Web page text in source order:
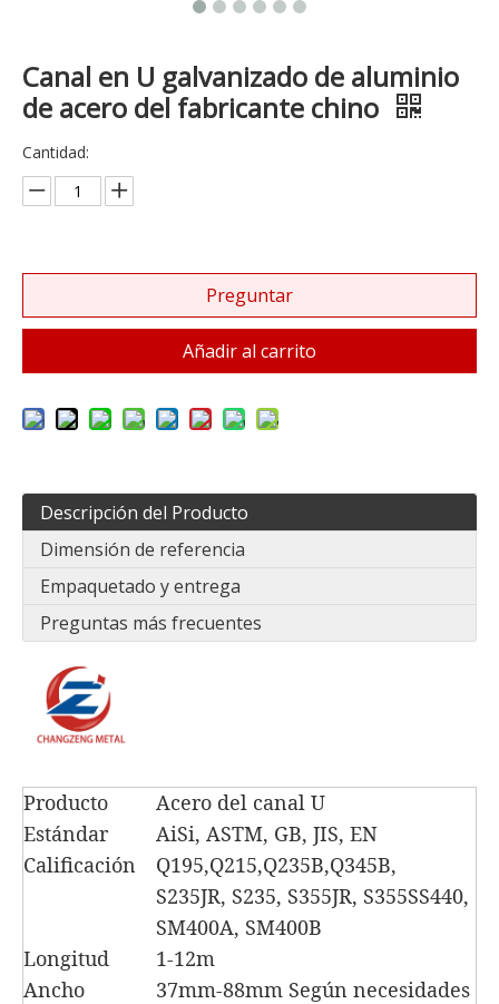
Canal en U galvanizado de aluminio
de acero del fabricante chino
Cantidad:
Preguntar
Añadir al carrito
Descripción del Producto
Dimensión de referencia
Empaquetado y entrega
Preguntas más frecuentes
Producto
Acero del canal U
Estándar
AiSi, ASTM, GB, JIS, EN
Calificación
Q195,Q215,Q235B,Q345B,
S235JR, S235, S355JR, S355SS440,
SM400A, SM400B
Longitud
1-12m
Ancho
37mm-88mm Según necesidades